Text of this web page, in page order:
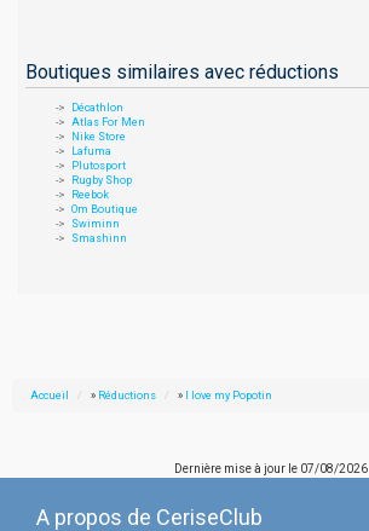
Boutiques similaires avec réductions
Décathlon
Atlas For Men
Nike Store
Lafuma
Plutosport
Rugby Shop
Reebok
Om Boutique
Swiminn
Smashinn
Accueil » Réductions » I love my Popotin
Dernière mise à jour le 07/08/2026
A propos de CeriseClub